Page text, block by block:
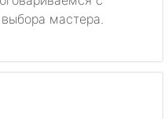
мастера.